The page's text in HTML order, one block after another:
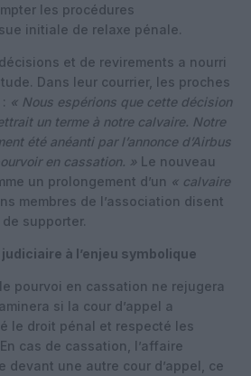
les procédures
initiale de relaxe pénale.
et de revirements a nourri
Dans leur courrier, les proches
« Nous espérions que cette décision
un terme à notre calvaire. Notre
été anéanti par l’annonce d’Airbus
en cassation. » Le nouveau
un prolongement d’un « calvaire
membres de l’association disent
supporter.
à l’enjeu symbolique
pourvoi en cassation ne rejugera
si la cour d’appel a
le droit pénal et respecté les
cas de cassation, l’affaire
devant une autre cour d’appel, ce